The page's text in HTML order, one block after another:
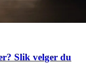
Slik velger du